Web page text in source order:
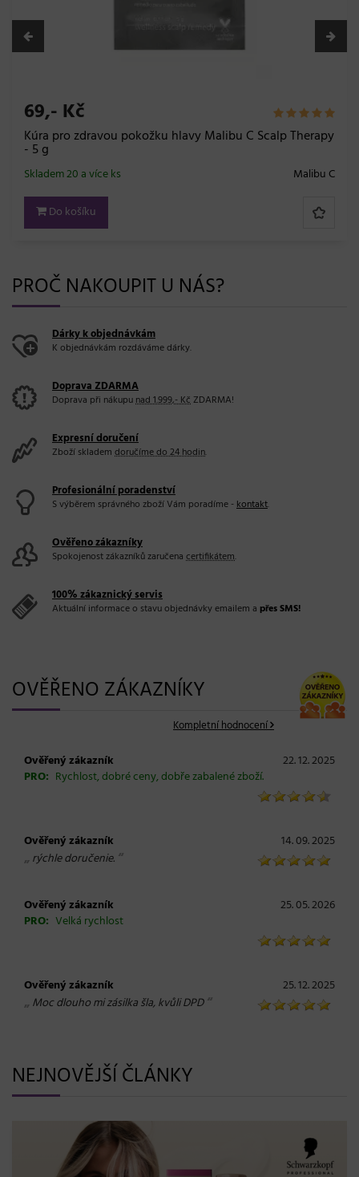
69,- Kč
Kúra pro zdravou pokožku hlavy Malibu C Scalp Therapy
- 5 g
Malibu C
Skladem 20 a více ks
Do košíku
PROČ NAKOUPIT U NÁS?
Dárky k objednávkám
K objednávkám rozdáváme dárky.
Doprava ZDARMA
Doprava při nákupunad 1.999,- KčZDARMA!
Expresní doručení
Zboží skladem doručíme do 24 hodin.
Profesionální poradenství
S výběrem správného zboží Vám poradíme -kontakt.
Ověřeno zákazníky
Spokojenost zákazníků zaručena certifikátem.
100% zákaznický servis
Aktuální informace o stavu objednávky emailem a přes SMS!
OVĚŘENO ZÁKAZNÍKY
Kompletní hodnocení
Ověřený zákazník
22. 12. 2025
PRO: Rychlost, dobré ceny, dobře zabalené zboží.
Ověřený zákazník 14. 09. 2025
„ rýchle doručenie. “
Ověřený zákazník
25. 05. 2026
PRO: Velká rychlost
Ověřený zákazník 25. 12. 2025
„ Moc dlouho mi zásilka šla, kvůli DPD“
NEJNOVĚJŠÍ ČLÁNKY